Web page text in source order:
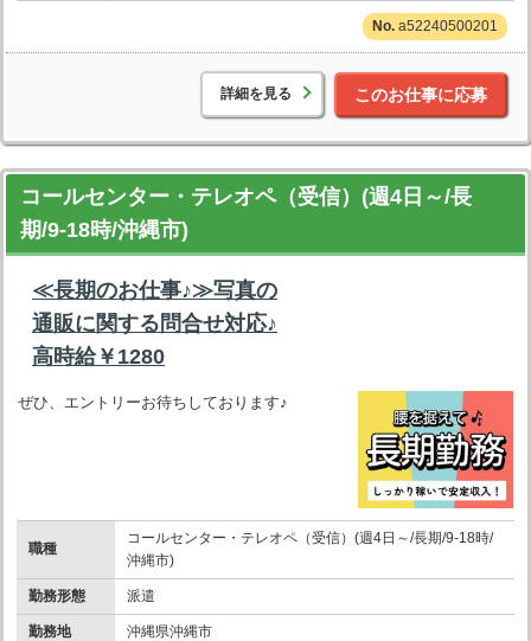
a52240500201
詳細を見る このお仕事に応募
コールセンター・テレオペ（受信）(週4日～/長
期/9-18時/沖縄市)
≪長期のお仕事♪≫写真の
通販に関する問合せ対応♪
高時給￥1280
ぜひ、エントリーお待ちしております♪
職種
コールセンター・テレオペ（受信）(週4日～/長期/9-18時/
沖縄市)
勤務形態 派遣
勤務地 沖縄県沖縄市